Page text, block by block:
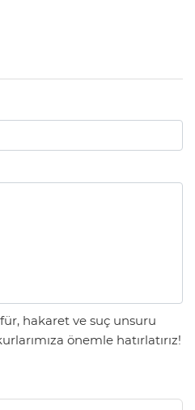
hakaret ve suç unsuru
önemle hatırlatırız!